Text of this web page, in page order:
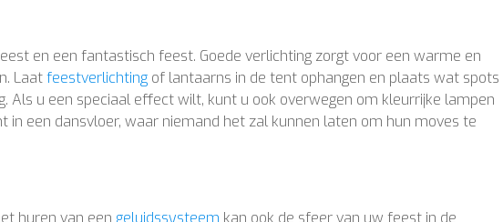
en een fantastisch feest. Goede verlichting zorgt voor een warme en
Laatfeestverlichting of lantaarns in de tent ophangen en plaats wat spots
Als u een speciaal effect wilt, kunt u ook overwegen om kleurrijke lampen
in een dansvloer, waar niemand het zal kunnen laten om hun moves te
huren van een geluidssysteem kan ook de sfeer van uw feest in de